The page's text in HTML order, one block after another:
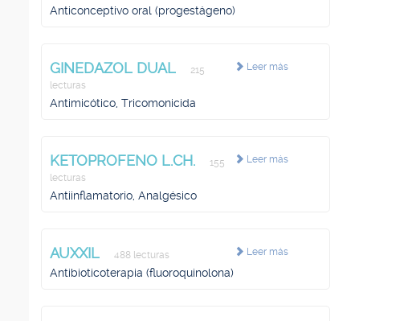
Anticonceptivo oral (progestágeno)
Leer más
GINEDAZOL DUAL
215
lecturas
Antimicótico, Tricomonicida
Leer más
KETOPROFENO L.CH.
155
lecturas
Antiinflamatorio, Analgésico
Leer más
AUXXIL 488 lecturas
Antibioticoterapia (fluoroquinolona)